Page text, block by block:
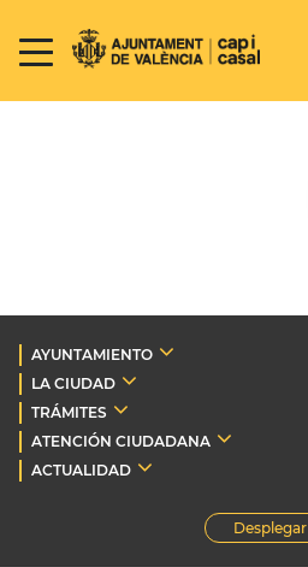
AYUNTAMIENTO
LA CIUDAD
TRÁMITES
ATENCIÓN CIUDADANA
ACTUALIDAD
Desplegar